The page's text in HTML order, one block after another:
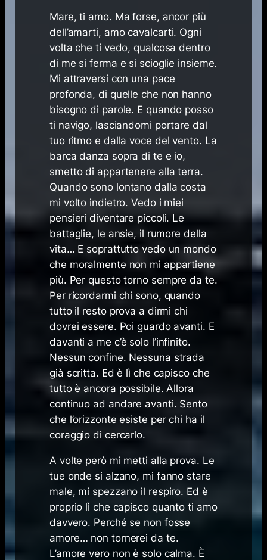
Mare, ti amo. Ma forse, ancor più
dell’amarti, amo cavalcarti. Ogni
volta che ti vedo, qualcosa dentro
di me si ferma e si scioglie insieme.
Mi attraversi con una pace
profonda, di quelle che non hanno
bisogno di parole. E quando posso
ti navigo, lasciandomi portare dal
tuo ritmo e dalla voce del vento. La
barca danza sopra di te e io,
smetto di appartenere alla terra.
Quando sono lontano dalla costa
mi volto indietro. Vedo i miei
pensieri diventare piccoli. Le
battaglie, le ansie, il rumore della
vita… E soprattutto vedo un mondo
che moralmente non mi appartiene
più. Per questo torno sempre da te.
Per ricordarmi chi sono, quando
tutto il resto prova a dirmi chi
dovrei essere. Poi guardo avanti. E
davanti a me c’è solo l’infinito.
Nessun confine. Nessuna strada
già scritta. Ed è lì che capisco che
tutto è ancora possibile. Allora
continuo ad andare avanti. Sento
che l’orizzonte esiste per chi ha il
coraggio di cercarlo.
A volte però mi metti alla prova. Le
tue onde si alzano, mi fanno stare
male, mi spezzano il respiro. Ed è
proprio lì che capisco quanto ti amo
davvero. Perché se non fosse
amore… non tornerei da te.
L’amore vero non è solo calma. È